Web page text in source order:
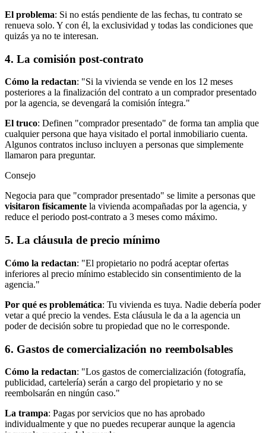
El problema: Si no estás pendiente de las fechas, tu contrato se
renueva solo. Y con él, la exclusividad y todas las condiciones que
quizás ya no te interesan.
4. La comisión post-contrato
Cómo la redactan: "Si la vivienda se vende en los 12 meses
posteriores a la finalización del contrato a un comprador presentado
por la agencia, se devengará la comisión íntegra."
El truco: Definen "comprador presentado" de forma tan amplia que
cualquier persona que haya visitado el portal inmobiliario cuenta.
Algunos contratos incluso incluyen a personas que simplemente
llamaron para preguntar.
Consejo
Negocia para que "comprador presentado" se limite a personas que
visitaron físicamente la vivienda acompañadas por la agencia, y
reduce el periodo post-contrato a 3 meses como máximo.
5. La cláusula de precio mínimo
Cómo la redactan: "El propietario no podrá aceptar ofertas
inferiores al precio mínimo establecido sin consentimiento de la
agencia."
Por qué es problemática: Tu vivienda es tuya. Nadie debería poder
vetar a qué precio la vendes. Esta cláusula le da a la agencia un
poder de decisión sobre tu propiedad que no le corresponde.
6. Gastos de comercialización no reembolsables
Cómo la redactan: "Los gastos de comercialización (fotografía,
publicidad, cartelería) serán a cargo del propietario y no se
reembolsarán en ningún caso."
La trampa: Pagas por servicios que no has aprobado
individualmente y que no puedes recuperar aunque la agencia